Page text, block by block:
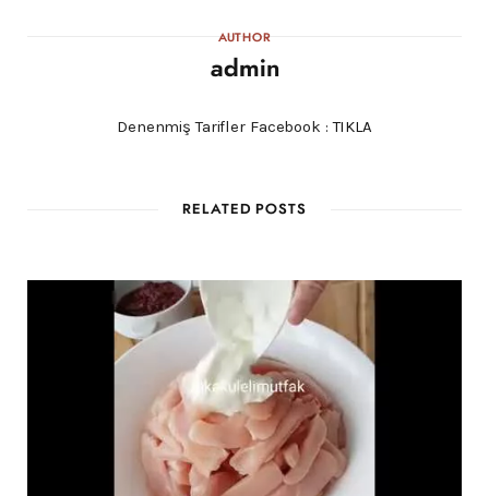
AUTHOR
admin
Denenmiş Tarifler Facebook :TIKLA
RELATED POSTS